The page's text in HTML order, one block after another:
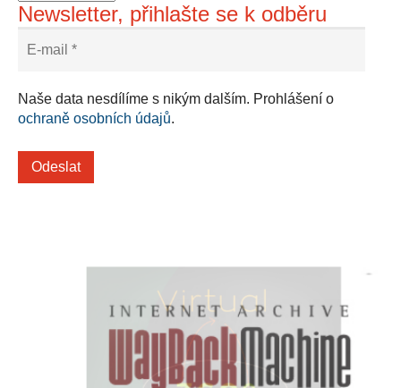
Newsletter, přihlašte se k odběru
Naše data nesdílíme s nikým dalším. Prohlášení o
ochraně osobních údajů.